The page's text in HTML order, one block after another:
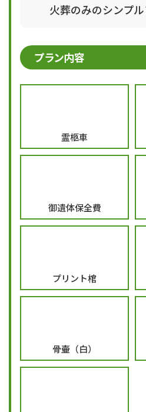
火葬のみのシンプ
プラン内容
霊柩車
御遺体保全費
プリント棺
骨壷（白）